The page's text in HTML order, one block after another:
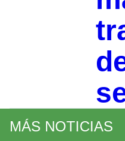
MÁS NOTICIAS